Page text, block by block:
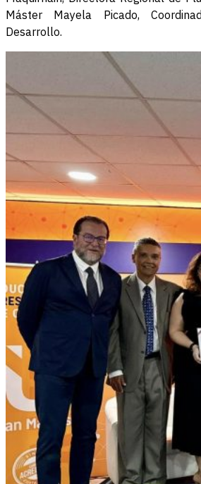
Máster Mayela Picado,
Desarrollo.